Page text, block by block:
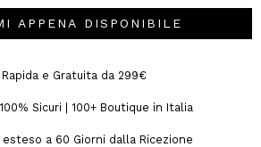
APPENA DISPONIBILE
e Gratuita da 299€
Sicuri | 100+ Boutique in Italia
esteso a 60 Giorni dalla Ricezione